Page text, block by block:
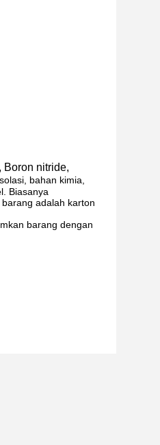
Boron nitride,
bahan kimia,
Biasanya
adalah karton
barang dengan